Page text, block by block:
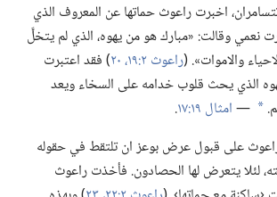
اخبرت راعوث حماتها عن المعروف الذي
نعمي وقالت:‏ «مبارك هو من يهوه،‏ الذي لم يتخلَّ
والاموات».‏ (‏راعوث ٢:‏١٩،‏ ٢٠
‏)‏ فقد اعتبرت
الذي يحث قلوب خدامه على السخاء ويعد
*
—‏امثال ١٩:‏١٧
‏.‏
على قبول عرض بوعز ان تلتقط في حقوله
لئلا يتعرض لها الحصادون.‏ فأخذت راعوث